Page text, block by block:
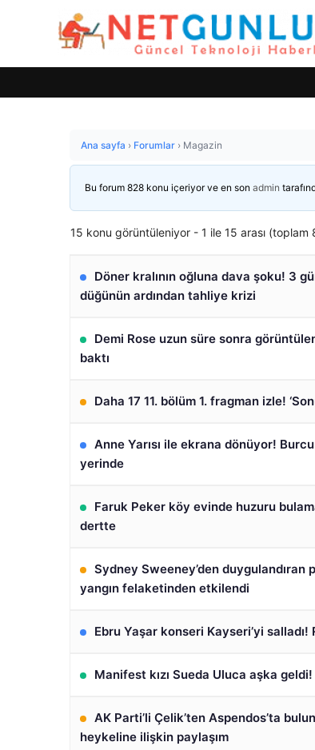
Ana sayfa › Forumlar › Magazin
Bu forum 828 konu içeriyor ve en son admin
15 konu görüntüleniyor - 1 ile 15 arası (toplam
Döner kralının oğluna dava şoku! 3
düğünün ardından tahliye krizi
Demi Rose uzun süre sonra
baktı
Daha 17 11. bölüm 1. fragman izle!
Anne Yarısı ile ekrana dönüyor!
yerinde
Faruk Peker köy evinde huzuru
dertte
Sydney Sweeney’den duygulandıran
yangın felaketinden etkilendi
Ebru Yaşar konseri Kayseri’yi salladı!
Manifest kızı Sueda Uluca aşka
AK Parti’li Çelik’ten Aspendos’ta
heykeline ilişkin paylaşım